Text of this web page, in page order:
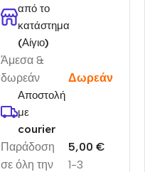
από το
κατάστημα
(Αίγιο)
Άμεσα &
δωρεάν
Δωρεάν
Αποστολή
με
courier
Παράδοση
σε όλη την
1-3
5,00 €